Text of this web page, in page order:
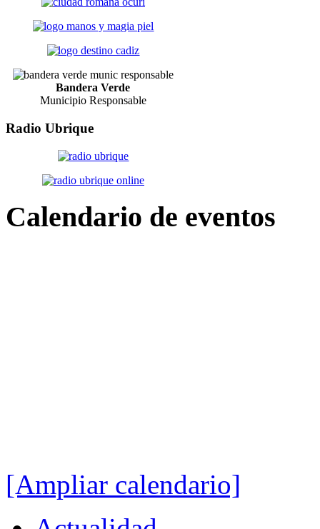
Bandera Verde
Municipio Responsable
Radio Ubrique
Calendario de eventos
[Ampliar calendario]